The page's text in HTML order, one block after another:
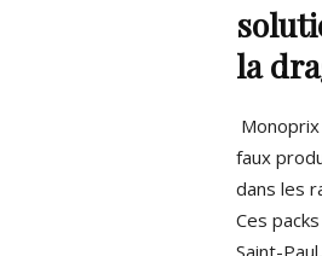
la
faux
dans les
Ces
Saint-